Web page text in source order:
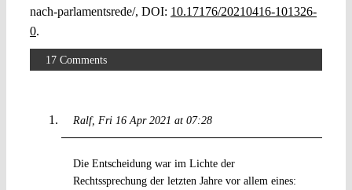
nach-parlamentsrede/, DOI: 10.17176/20210416-101326-
0.
17 Comments
Ralf Fri 16 Apr 2021 at 07:28
Die Entscheidung war im Lichte der
Rechtssprechung der letzten Jahre vor allem eines: